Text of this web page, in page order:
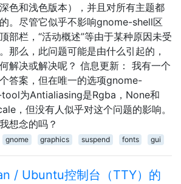
深色和浅色版本），并且对所有主题都
。尽管它似乎不影响gnome-shell区
部栏，“活动概述”等由于某种原因未受
那么，此问题可能是由什么引起的，
解决或解决呢？ 信息更新： 我有一个
答案，但在唯一的选项gnome-
为Antialiasing是Rgba，None和
，但没有人似乎对这个问题的影响。
想念的吗？
gnome graphics suspend fonts gui
/ Ubuntu控制台（TTY）的